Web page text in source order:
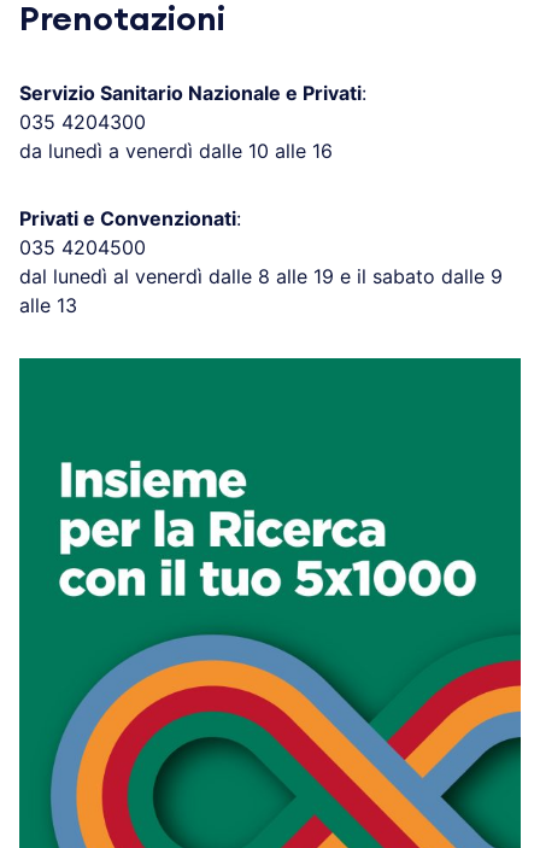
Prenotazioni
Servizio Sanitario Nazionale e Privati:
035 4204300
da lunedì a venerdì dalle 10 alle 16
Privati e Convenzionati:
035 4204500
dal lunedì al venerdì dalle 8 alle 19 e il sabato dalle 9
alle 13